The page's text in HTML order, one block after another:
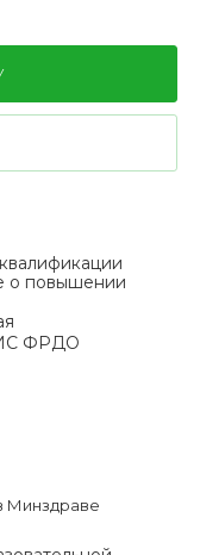
о повышении
ФРДО
Минздраве